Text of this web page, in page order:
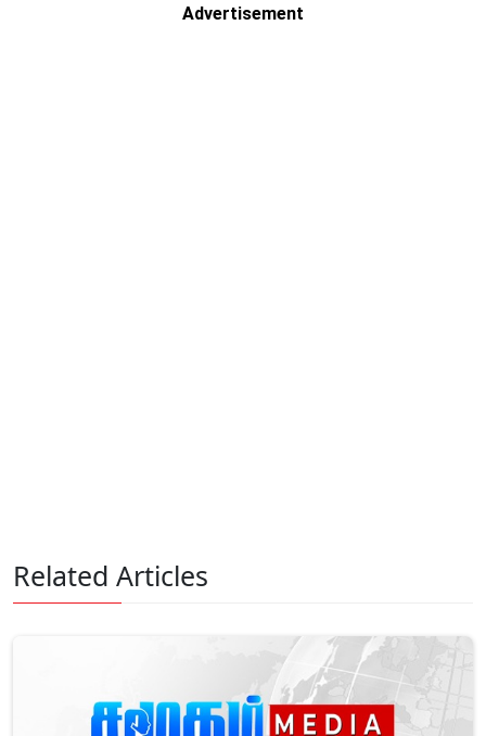
Advertisement
Related Articles